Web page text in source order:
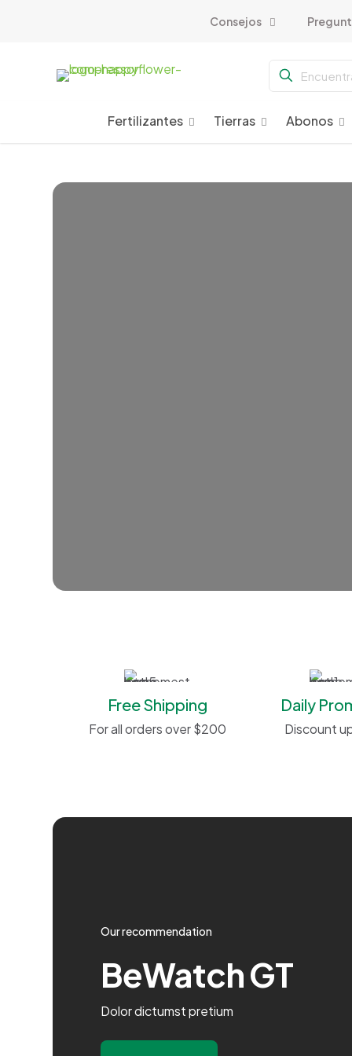
Consejos
Fertilizantes Tierras Abonos
Free Shipping
For all orders over $200
Daily
Discount
Our recommendation
BeWatch GT
Dolor dictumst pretium